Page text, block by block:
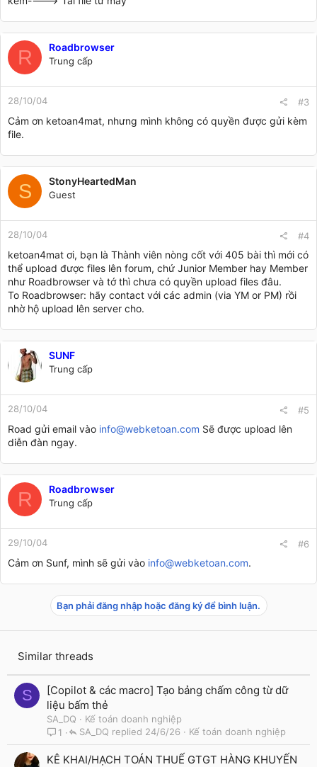
R Roadbrowser
Trung cấp
28/10/04 #3
Cảm ơn ketoan4mat, nhưng mình không có quyền được gửi kèm
file.
S StonyHeartedMan
Guest
28/10/04 #4
ketoan4mat ơi, bạn là Thành viên nòng cốt với 405 bài thì mới có
thể upload được files lên forum, chứ Junior Member hay Member
như Roadbrowser và tớ thì chưa có quyền upload files đâu.
To Roadbrowser: hãy contact với các admin (via YM or PM) rồi
nhờ hộ upload lên server cho.
SUNF
Trung cấp
28/10/04 #5
Road gửi email vào info@webketoan.com Sẽ được upload lên
diễn đàn ngay.
R Roadbrowser
Trung cấp
29/10/04 #6
Cảm ơn Sunf, mình sẽ gửi vào info@webketoan.com.
Bạn phải đăng nhập hoặc đăng ký để bình luận.
Similar threads
S
[Copilot & các macro] Tạo bảng chấm công từ dữ
liệu bấm thẻ
SA_DQ
Kế toán doanh nghiệp
1
Kế toán doanh nghiệp
24/6/26
SA_DQ
KÊ KHAI/HẠCH TOÁN THUẾ GTGT HÀNG KHUYẾN